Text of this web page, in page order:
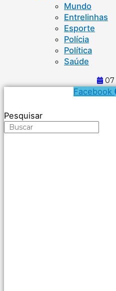
Mundo
Entrelinhas
Esporte
Polícia
Política
Saúde
07
Facebook
Pesquisar